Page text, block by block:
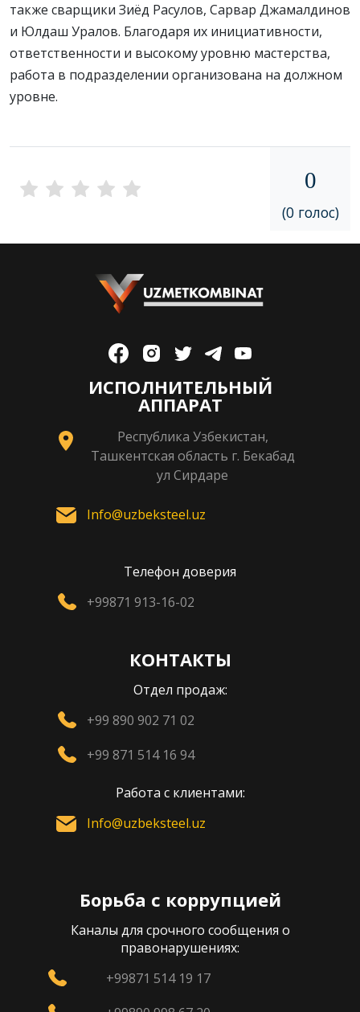
также сварщики Зиёд Расулов, Сарвар Джамалдинов
и Юлдаш Уралов. Благодаря их инициативности,
ответственности и высокому уровню мастерства,
работа в подразделении организована на должном
уровне.
0
(0 голос)
ИСПОЛНИТЕЛЬНЫЙ
АППАРАТ
Республика Узбекистан,
Ташкентская область г. Бекабад
ул Сирдаре
Info@uzbeksteel.uz
Телефон доверия
+99871 913-16-02
КОНТАКТЫ
Отдел продаж:
+99 890 902 71 02
+99 871 514 16 94
Работа с клиентами:
Info@uzbeksteel.uz
Борьба с коррупцией
Каналы для срочного сообщения о
правонарушениях:
+99871 514 19 17